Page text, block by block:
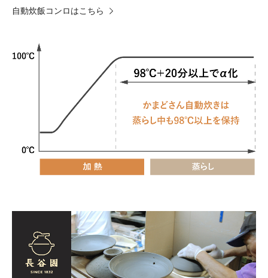
自動炊飯コンロはこちら